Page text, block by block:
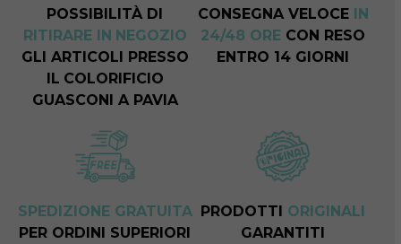
CONSEGNA VELOCE IN
24/48 ORE CON RESO
ENTRO 14 GIORNI
SPEDIZIONE GRATUITA
PER ORDINI SUPERIORI
POSSIBILITÀ DI
RITIRARE IN NEGOZIO
GLI ARTICOLI PRESSO
IL COLORIFICIO
GUASCONI A PAVIA
PRODOTTI ORIGINALI
GARANTITI